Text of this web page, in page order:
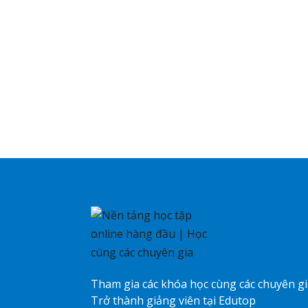
Tham gia các khóa học cùng các chuyên
Trở thành giảng viên tại Edutop